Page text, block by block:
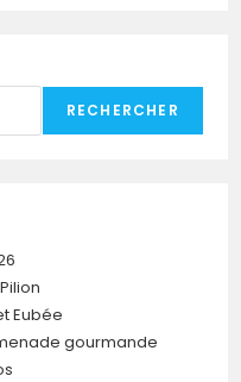
RECHERCHER
Eubée
gourmande